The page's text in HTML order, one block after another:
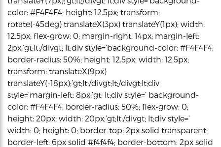
color: #F4F4F4; height: 12.5px; transform:
rotate(-45deg) translateX(3px) translateY(1px); width:
12.5px; flex-grow: 0; margin-right: 14px; margin-left:
2px;’gt;lt;/divgt; lt;div style=’background-color: #F4F4F4;
border-radius: 50%; height: 12.5px; width: 12.5px;
transform: translateX(9px)
translateY(-18px);’gt;lt;/divgt;lt;/divgt;lt;div
style=’margin-left: 8px;’gt; lt;div style=’ background-
color: #F4F4F4; border-radius: 50%; flex-grow: 0;
height: 20px; width: 20px;’gt;lt;/divgt; lt;div style=’
width: 0; height: 0; border-top: 2px solid transparent;
border-left: 6px solid #f4f4f4; border-bottom: 2px solid